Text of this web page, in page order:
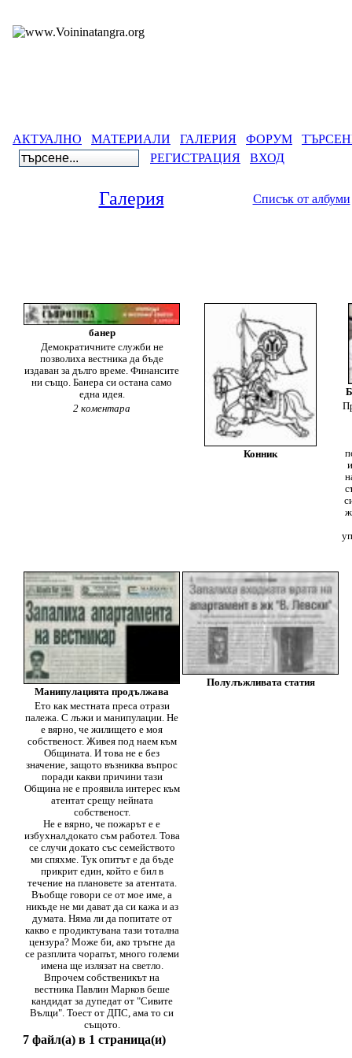
АКТУАЛНО МАТЕРИАЛИ ГАЛЕРИЯ ФОРУМ
РЕГИСТРАЦИЯ
ВХОД
Галерия Списък от албуми
банер
Демократичните служби не
позволиха вестника да бъде
издаван за дълго време. Финансите
ни също. Банера си остана само
една идея.
2 коментара
Конник
Манипулацията продължава
Ето как местната преса отрази
палежа. С лъжи и манипулации. Не
е вярно, че жилището е моя
собственост. Живея под наем към
Общината. И това не е без
значение, защото възниква въпрос
поради какви причини тази
Община не е проявила интерес към
атентат срещу нейната
собственост.
Не е вярно, че пожарът е е
избухнал,докато съм работел. Това
се случи докато със семейството
ми спяхме. Тук опитът е да бъде
прикрит един, който е бил в
течение на плановете за атентата.
Въобще говори се от мое име, а
никъде не ми дават да си кажа и аз
думата. Няма ли да попитате от
какво е продиктувана тази тотална
цензура? Може би, ако тръгне да
се разплита чорапът, много големи
имена ще излязат на светло.
Впрочем собственикът на
вестника Павлин Марков беше
кандидат за дупедат от "Сивите
Вълци". Тоест от ДПС, ама то си
същото.
Полулъжливата статия
7 файл(а) в 1 страница(и)